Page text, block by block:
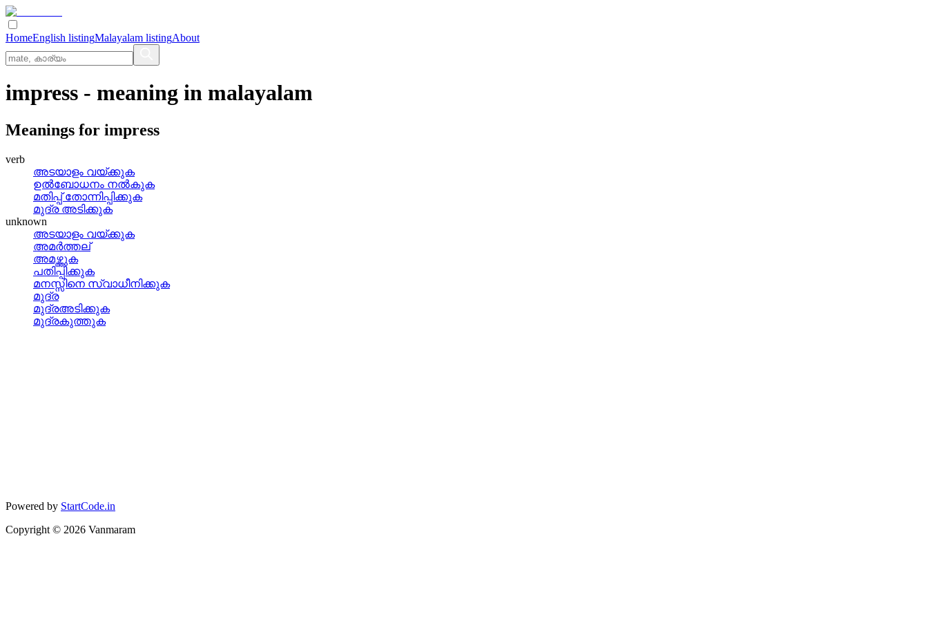
HomeEnglish listingMalayalam listingAbout
impress - meaning in malayalam
Meanings for impress
verb
അടയാളം വയ്‌ക്കുക
ഉല്‍ബോധനം നല്‍കുക
മതിപ്പ്‌ തോന്നിപ്പിക്കുക
മുദ്ര അടിക്കുക
unknown
അടയാളം വയ്ക്കുക
അമര്‍ത്തല്
അമഴ്ത്തുക
പതിപ്പിക്കുക
മനസ്സിനെ സ്വാധീനിക്കുക
മുദ്ര
മുദ്രഅടിക്കുക
മുദ്രകുത്തുക
Powered by StartCode.in
Copyright © 2026 Vanmaram